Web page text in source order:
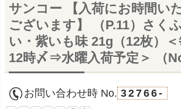
サンコー 【入荷にお時間い
ございます】 （P.11）さく
い・紫いも味 21g（12枚）
12時〆⇒水曜入荷予定＞ （
お問い合わせ時 No. 32766-